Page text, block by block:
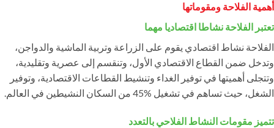
أهمية الفلاحة ومقوماتها
تعتبر الفلاحة نشاطا اقتصاديا مهما
الفلاحة نشاط اقتصادي يقوم على الزراعة وتربية الماشية والدواجن،
وتدخل ضمن القطاع الاقتصادي الأول، وتنقسم إلى عصرية وتقليدية،
وتتجلى أهميتها في توفير الغداء وتنشيط القطاعات الاقتصادية، وتوفير
الشغل، حيث تساهم في تشغيل %45 من السكان النشيطين في العالم.
تتميز مقومات النشاط الفلاحي بالتعدد